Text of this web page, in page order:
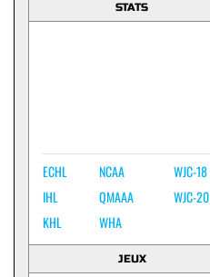
STATS
ECHL
IHL
KHL
NCAA
QMAAA
WHA
WJC-18
WJC-20
JEUX